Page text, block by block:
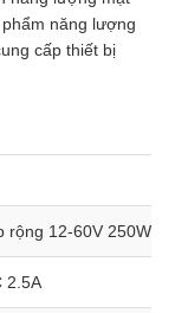
năng lượng
cấp thiết bị
rộng 12-60V 250W(tối
2.5A